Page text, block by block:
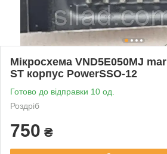
Мікросхема VND5E050MJ
ST корпус PowerSSO-12
Готово до відправки 10 од.
Роздріб
750 ₴